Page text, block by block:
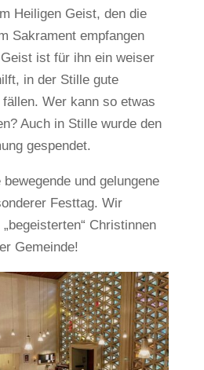
Heiligen Geist, den die
Sakrament empfangen
ist für ihn ein weiser
in der Stille gute
Wer kann so etwas
Auch in Stille wurde den
gespendet.
und gelungene
Festtag. Wir
Christinnen
Gemeinde!